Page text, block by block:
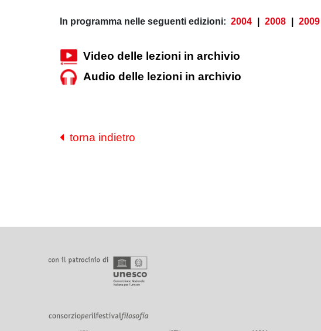
In programma nelle seguenti edizioni: 2004 2008 2009
Video delle lezioni in archivio
Audio delle lezioni in archivio
torna indietro